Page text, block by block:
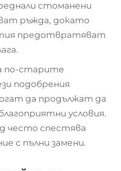
стоманени
ръжда, докато
предотвратяват
по-старите
подобрения
да продължат да
условия.
често спестява
с пълни замени.